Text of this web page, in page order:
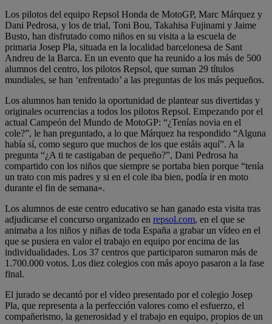
Los pilotos del equipo Repsol Honda de MotoGP, Marc Márquez y
Dani Pedrosa, y los de trial, Toni Bou, Takahisa Fujinami y Jaime
Busto, han disfrutado como niños en su visita a la escuela de
primaria Josep Pla, situada en la localidad barcelonesa de Sant
Andreu de la Barca. En un evento que ha reunido a los más de 500
alumnos del centro, los pilotos Repsol, que suman 29 títulos
mundiales, se han ‘enfrentado’ a las preguntas de los más pequeños.
Los alumnos han tenido la oportunidad de plantear sus divertidas y
originales ocurrencias a todos los pilotos Repsol. Empezando por el
actual Campeón del Mundo de MotoGP: “¿Tenías novia en el
cole?”, le han preguntado, a lo que Márquez ha respondido “Alguna
había sí, como seguro que muchos de los que estáis aquí”. A la
pregunta “¿A ti te castigaban de pequeño?”, Dani Pedrosa ha
compartido con los niños que siempre se portaba bien porque “tenía
un trato con mis padres y si en el cole iba bien, podía ir en moto
durante el fin de semana».
Los alumnos de este centro educativo se han ganado esta visita tras
adjudicarse el concurso organizado en repsol.com, en el que se
animaba a los niños y niñas de toda España a grabar un vídeo en el
que se pusiera en valor el trabajo en equipo por encima de las
individualidades. Los 37 centros que participaron sumaron más de
1.700.000 votos. Los diez colegios con más apoyo pasaron a la fase
final.
El jurado se decantó por el vídeo presentado por el colegio Josep
Pla, que representa a la perfección valores como el esfuerzo, el
compañerismo, la generosidad y el trabajo en equipo, propios de un